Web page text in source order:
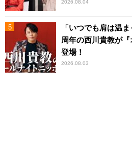
2026.08.04
「いつでも肩は温
周年の西川貴教が
登場！
2026.08.03